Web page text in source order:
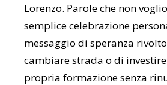
Lorenzo. Parole che non
semplice celebrazione
messaggio di speranza
cambiare strada o di
propria formazione senza